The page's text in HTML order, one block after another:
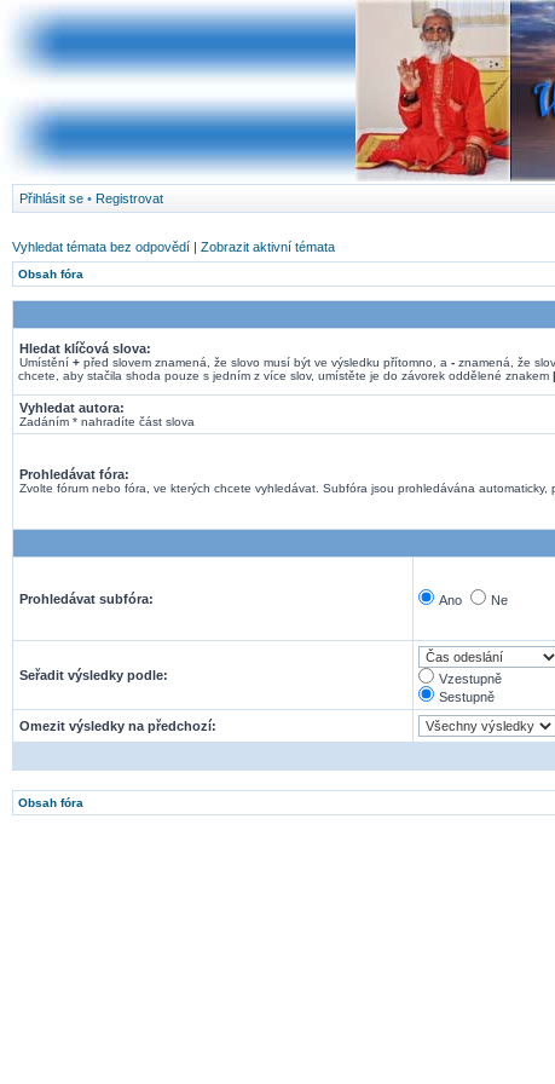
Přihlásit se • Registrovat
Vyhledat témata bez odpovědí | Zobrazit aktivní témata
Obsah fóra
Hledat klíčová slova:
Umístění + před slovem znamená, že slovo musí být ve výsledku přítomno, a - znamená, že
chcete, aby stačila shoda pouze s jedním z více slov, umístěte je do závorek oddělené znakem |
Vyhledat autora:
Zadáním * nahradíte část slova
Prohledávat fóra:
Zvolte fórum nebo fóra, ve kterých chcete vyhledávat. Subfóra jsou prohledávána automaticky,
Prohledávat subfóra: Ano Ne
Seřadit výsledky podle:
Vzestupně
Sestupně
Omezit výsledky na předchozí:
Obsah fóra